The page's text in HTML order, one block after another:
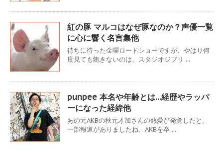
紅の豚 マルコはなぜ豚なのか？声優一覧
に心に響く名言集他
待ちに待った金曜ロードショーですが、やはり何
度見ても飽きないのは、スタジオジブリ ...
punpee 本名や年齢とは…経歴やラッパ
ーになった経緯他
あの元AKBの秋元才加さんの熱愛が発覚したと、
一部報道がありましたね、AKBを卒 ...